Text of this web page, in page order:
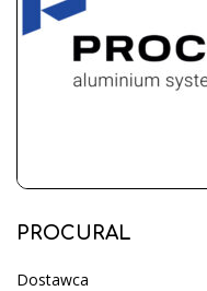
PROCURAL
Dostawca